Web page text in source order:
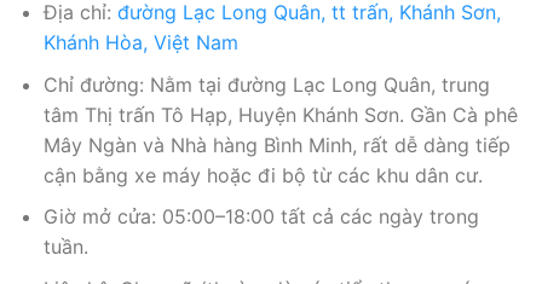
Địa chỉ: đường Lạc Long Quân, tt trấn, Khánh Sơn,
Khánh Hòa, Việt Nam
Chỉ đường: Nằm tại đường Lạc Long Quân, trung
tâm Thị trấn Tô Hạp, Huyện Khánh Sơn. Gần Cà phê
Mây Ngàn và Nhà hàng Bình Minh, rất dễ dàng tiếp
cận bằng xe máy hoặc đi bộ từ các khu dân cư.
Giờ mở cửa: 05:00–18:00 tất cả các ngày trong
tuần.